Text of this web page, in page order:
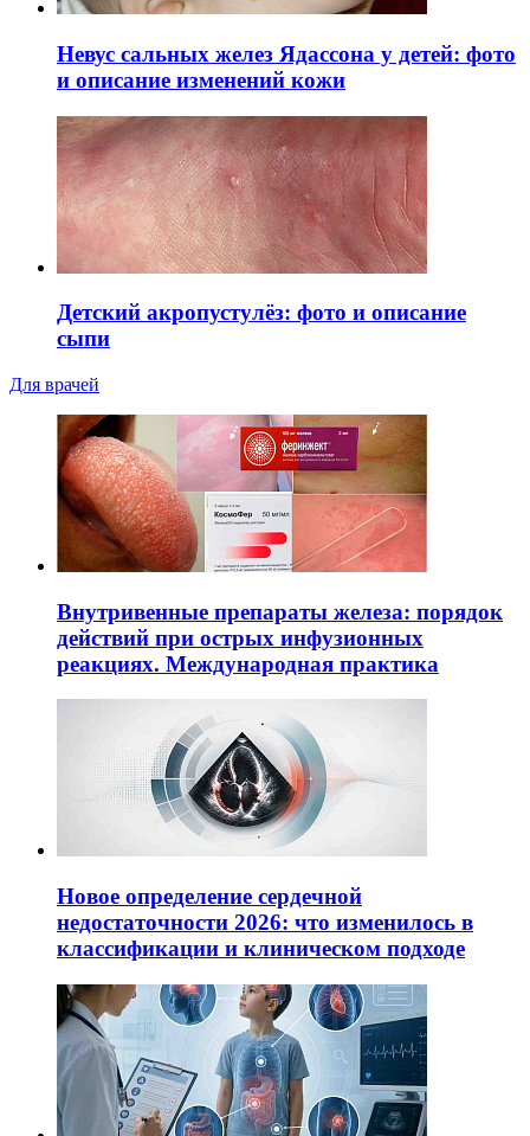
Невус сальных желез Ядассона у детей: фото
и описание изменений кожи
Детский акропустулёз: фото и описание
сыпи
Для врачей
Внутривенные препараты железа: порядок
действий при острых инфузионных
реакциях. Международная практика
Новое определение сердечной
недостаточности 2026: что изменилось в
классификации и клиническом подходе